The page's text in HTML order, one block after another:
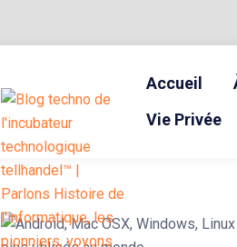
{ + }
BLOG TECHNOLOGIQUE DU HUB | MIGRATION
Accueil
Vie Privée